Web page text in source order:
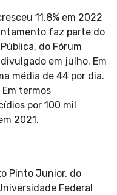
11,8% em 2022
faz parte do
do Fórum
em julho. Em
média de 44 por dia.
termos
por 100 mil
2021.
Pinto Junior, do
Federal